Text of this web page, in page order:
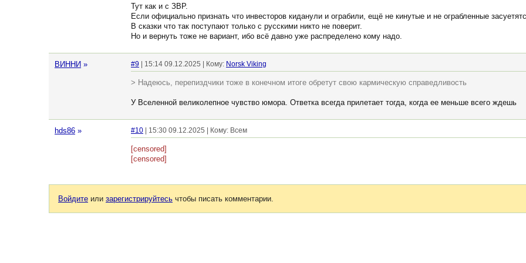
Тут как и с ЗВР.
Если официально признать что инвесторов киданули и ограбили, ещё не кинутые и не ограбленные
В сказки что так поступают только с русскими никто не поверит.
Но и вернуть тоже не вариант, ибо всё давно уже распределено кому надо.
ВИННИ » #9 | 15:14 09.12.2025 | Кому: Norsk Viking
> Надеюсь, перепиздчики тоже в конечном итоге обретут свою кармическую справедливость
У Вселенной великолепное чувство юмора. Ответка всегда прилетает тогда, когда ее меньше всего ждешь
hds86 » #10 | 15:30 09.12.2025 | Кому: Всем
[censored]
[censored]
Войдите или зарегистрируйтесь чтобы писать комментарии.